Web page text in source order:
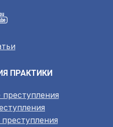
ПРАКТИКИ